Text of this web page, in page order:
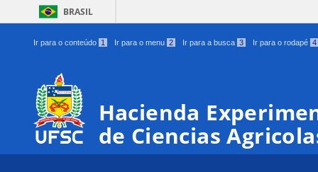
BRASIL
Ir para o conteúdo 1 Ir para o menu 2 Ir para a busca 3 Ir para o rodapé 4
Hacienda
de Ciencias